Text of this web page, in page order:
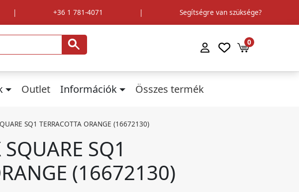
| +36 1 781-4071 | Segítségre van szüksége?
0
Outlet Információk Összes termék
SQ1 TERRACOTTA ORANGE (16672130)
SQ1
(16672130)